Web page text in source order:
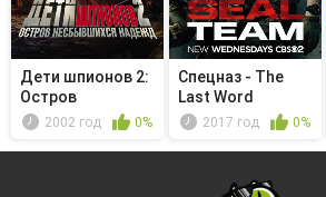
Дети шпионов 2:
Остров
несбывшихся
2002 год 0%
Спецназ - The
Last Word
2017 год 0%